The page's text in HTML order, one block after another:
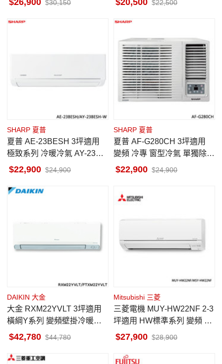
26,900 30,150 20,500 22,500
SHARP 夏普
夏普 AE-23BESH 3坪適用
極致系列 冷暖冷氣 AY-23BE
SH-W 室內機熱交換清潔
22,900 24,900
SHARP 夏普
夏普 AF-G280CH 3坪適用
變頻 冷專 窗型冷氣 單獨除濕
一級省電 基本安裝
22,900 24,900
DAIKIN 大金
大金 RXM22YVLT 3坪適用
橫綱Y系列 變頻壁掛冷暖空
調 FTXM22YVLT 售價已折
42,780 44,780
Mitsubishi 三菱
三菱電機 MUY-HW22NF 2-3
坪適用 HW標準系列 變頻 冷
專 MSY-HW22NF
27,900 28,900